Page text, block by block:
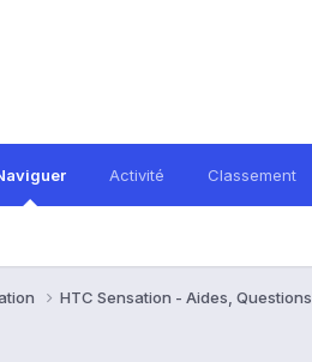
Activité Classement
HTC Sensation - Aides,